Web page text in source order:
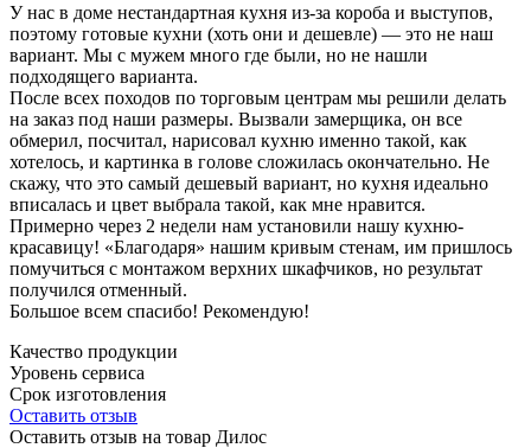
У нас в доме нестандартная кухня из-за короба и выступов,
поэтому готовые кухни (хоть они и дешевле) — это не наш
вариант. Мы с мужем много где были, но не нашли
подходящего варианта.
После всех походов по торговым центрам мы решили делать
на заказ под наши размеры. Вызвали замерщика, он все
обмерил, посчитал, нарисовал кухню именно такой, как
хотелось, и картинка в голове сложилась окончательно. Не
скажу, что это самый дешевый вариант, но кухня идеально
вписалась и цвет выбрала такой, как мне нравится.
Примерно через 2 недели нам установили нашу кухню-
красавицу! «Благодаря» нашим кривым стенам, им пришлось
помучиться с монтажом верхних шкафчиков, но результат
получился отменный.
Большое всем спасибо! Рекомендую!
Качество продукции
Уровень сервиса
Срок изготовления
Оставить отзыв
Оставить отзыв на товар Дилос